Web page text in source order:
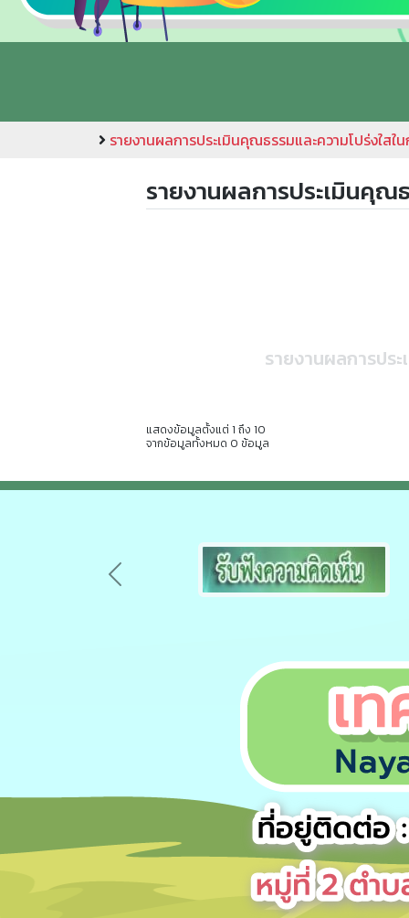
รายงานผลการประเมินคุณธรรมและความโปร่งใส
รายงานผลการประเมินคุณ
รายงานผลการปร
แสดงข้อมูลตั้งแต่ 1 ถึง 10
จากข้อมูลทั้งหมด 0 ข้อมูล
Previous